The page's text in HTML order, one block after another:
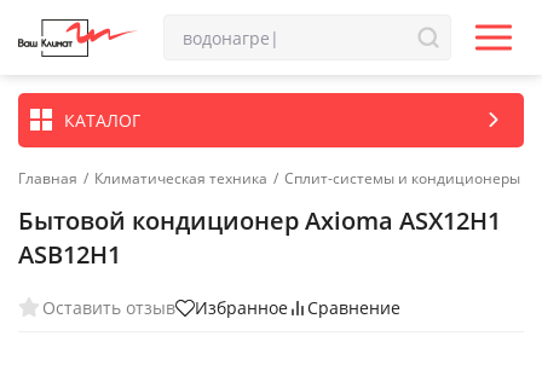
КАТАЛОГ
Главная / Климатическая техника / Сплит-системы и кондиционеры
Бытовой кондиционер Axioma ASX12H1
ASB12H1
Оставить отзыв Избранное Сравнение